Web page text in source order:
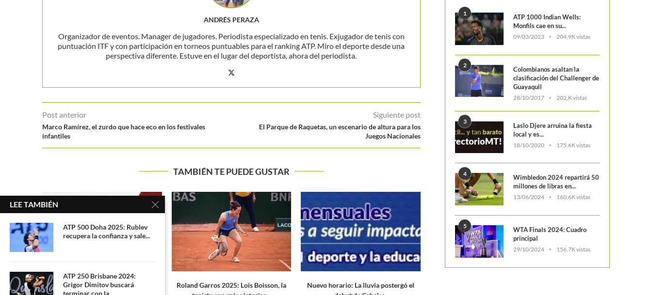
ANDRÉS PERAZA
Organizador de eventos. Manager de jugadores. Periodista especializado en tenis. Exjugador de tenis con
puntuación ITF y con participación en torneos puntuables para el ranking ATP. Miro el deporte desde una
perspectiva diferente. Estuve en el lugar del deportista, ahora del periodista.
Post anterior
Marco Ramírez, el zurdo que hace eco en los festivales
infantiles
Siguiente post
El Parque de Raquetas, un escenario de altura para los
Juegos Nacionales
TAMBIÉN TE PUEDE GUSTAR
de
Roland Garros 2025: Lois Boisson, la
Nuevo horario: La lluvia postergó el
Camila Osorio cae ante Linda Noskova
1
ATP 1000 Indian Wells:
Monfils cae en su...
09/03/2023 204,9K vistas
2
Colombianos asaltan la
clasificación del Challenger de
Guayaquil
28/10/2017 202,K vistas
3
Laslo Djere arruina la fiesta
local y es...
18/10/2020 175,6K vistas
4
Wimbledon 2024 repartirá 50
millones de libras en...
13/06/2024 160,6K vistas
5
WTA Finals 2024: Cuadro
principal
29/10/2024 156,7K vistas
LEE TAMBIÉN
ATP 500 Doha 2025: Rublev
recupera la confianza y sale...
ATP 250 Brisbane 2024:
Grigor Dimitov buscará
terminar con la...